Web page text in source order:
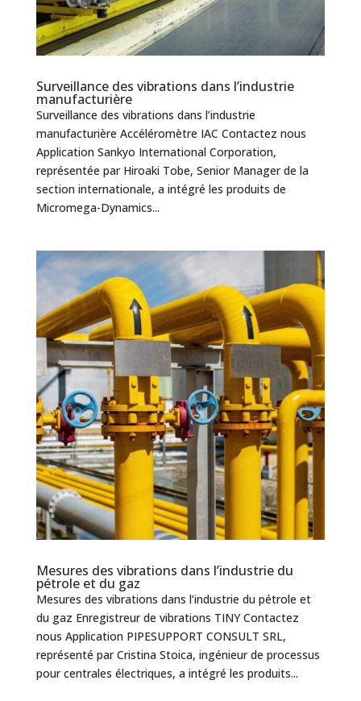
Surveillance des vibrations dans l’industrie
manufacturière
Surveillance des vibrations dans l’industrie
manufacturière Accéléromètre IAC Contactez nous
Application Sankyo International Corporation,
représentée par Hiroaki Tobe, Senior Manager de la
section internationale, a intégré les produits de
Micromega-Dynamics...
Mesures des vibrations dans l’industrie du
pétrole et du gaz
Mesures des vibrations dans l’industrie du pétrole et
du gaz Enregistreur de vibrations TINY Contactez
nous Application PIPESUPPORT CONSULT SRL,
représenté par Cristina Stoica, ingénieur de processus
pour centrales électriques, a intégré les produits...